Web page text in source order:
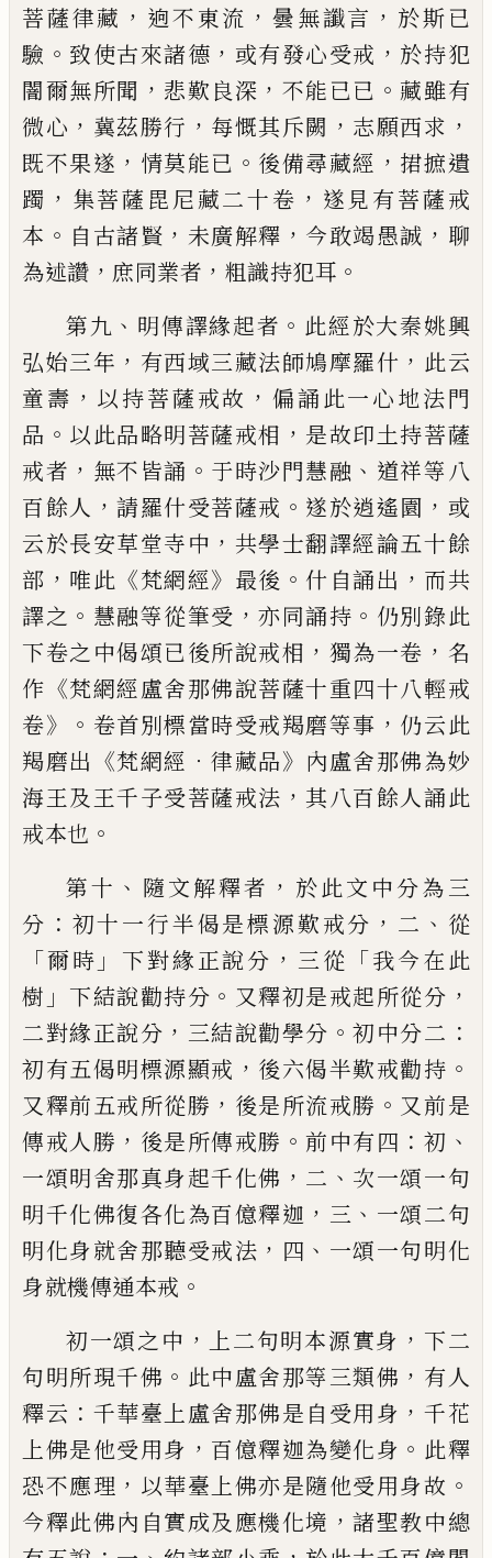
菩薩律藏 ， 逈不東流 ， 曇無讖言 ， 於斯已
驗 。 致使古來諸德 ， 或有發心受戒 ， 於持犯
闇爾無所聞 ， 悲歎良深 ， 不能已已 。 藏雖有
微心 ， 冀茲勝行 ， 每慨其斥闕 ， 志願西求 ，
既不果遂 ， 情莫能已 。 後備尋藏經 ， 捃摭遺
躅 ， 集菩薩毘尼藏二十卷 ， 遂見有菩薩戒
本 。 自古諸賢 ， 未廣解釋 ， 今敢竭愚誠 ， 聊
為述讚 ， 庶同業者 ， 粗識持犯耳 。
第九 、 明傳譯緣起者 。 此經於大秦姚興
弘始三年 ， 有西域三藏法師鳩摩羅什 ， 此云
童壽 ， 以持菩薩戒故 ， 偏誦此一心地法門
品 。 以此品略明菩薩戒相 ， 是故印土持菩薩
戒者 ， 無不皆誦 。 于時沙門慧融 、 道祥等八
百餘人 ，請羅什受菩薩戒 。 遂於逍遙園 ， 或
云於長安草堂寺中 ， 共學士翻譯經論五十餘
部 ， 唯此 《梵網經》 最後 。 什自誦出 ， 而共
譯之 。 慧融等從筆受 ，亦同誦持 。 仍別錄此
下卷之中偈頌已後所說戒相 ， 獨為一卷 ， 名
作 《梵網經盧舍那佛說菩薩十重四十八輕戒
卷》。 卷首別標當時受戒羯磨等事 ， 仍云此
羯磨出 《梵網經 ．律藏品》 內盧舍那佛為妙
海王及王千子受菩薩戒法 ，其八百餘人誦此
戒本也 。
第十 、 隨文解釋者 ， 於此文中分為三
分 ： 初十一行半偈是標源歎戒分 ， 二 、 從
「爾時 」 下對緣正說分 ， 三從 「我今在此
樹 」 下結說勸持分 。 又釋初是戒起所從分 ，
二對緣正說分 ， 三結說勸學分 。初中分二 ：
初有五偈明標源顯戒 ， 後六偈半歎戒勸持 。
又釋前五戒所從勝 ， 後是所流戒勝 。 又前是
傳戒人勝 ， 後是所傳戒勝 。前中有四 ：初 、
一頌明舍那真身起千化佛 ， 二 、 次一頌一句
明千化佛復各化為百億釋迦 ， 三 、 一頌二句
明化身就舍那聽受戒法 ， 四 、 一頌一句明化
身就機傳通本戒 。
初一頌之中 ， 上二句明本源實身 ， 下二
句明所現千佛 。 此中盧舍那等三類佛 ， 有人
釋云 ： 千華臺上盧舍那佛是自受用身 ， 千花
上佛是他受用身 ， 百億釋迦為變化身 。 此釋
恐不應理 ， 以華臺上佛亦是隨他受用身故 。
今釋此佛內自實成及應機化境 ，諸聖教中總